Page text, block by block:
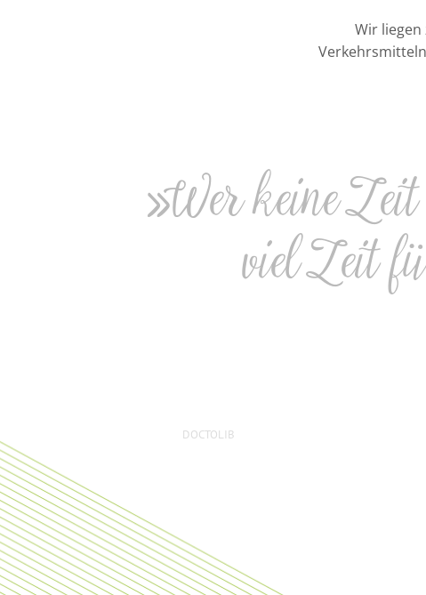
Wir
»Wer keine
viel Zeit
DOCTOLIB